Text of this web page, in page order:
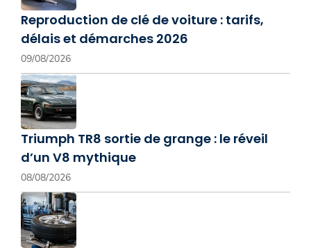
Reproduction de clé de voiture : tarifs,
délais et démarches 2026
09/08/2026
Triumph TR8 sortie de grange : le réveil
d’un V8 mythique
08/08/2026